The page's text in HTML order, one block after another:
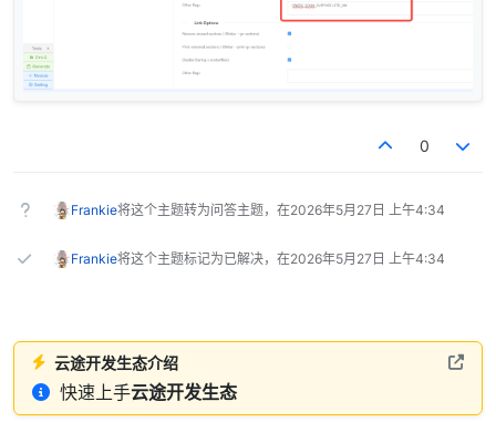
0
Frankie将这个主题转为问答主题，在2026年5月27日 上午4:34
Frankie将这个主题标记为已解决，在2026年5月27日 上午4:34
云途开发生态介绍
快速上手云途开发生态